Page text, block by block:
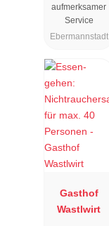
aufmerksamer
Service
Ebermannstadt
Gasthof
Wastlwirt